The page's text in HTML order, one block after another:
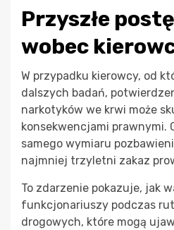
Przyszłe
wobec
W przypadku kierowcy, od
dalszych badań,
narkotyków we krwi może
konsekwencjami prawnymi.
samego wymiaru
najmniej trzyletni zakaz
To zdarzenie pokazuje, jak
funkcjonariuszy podczas
drogowych, które mogą